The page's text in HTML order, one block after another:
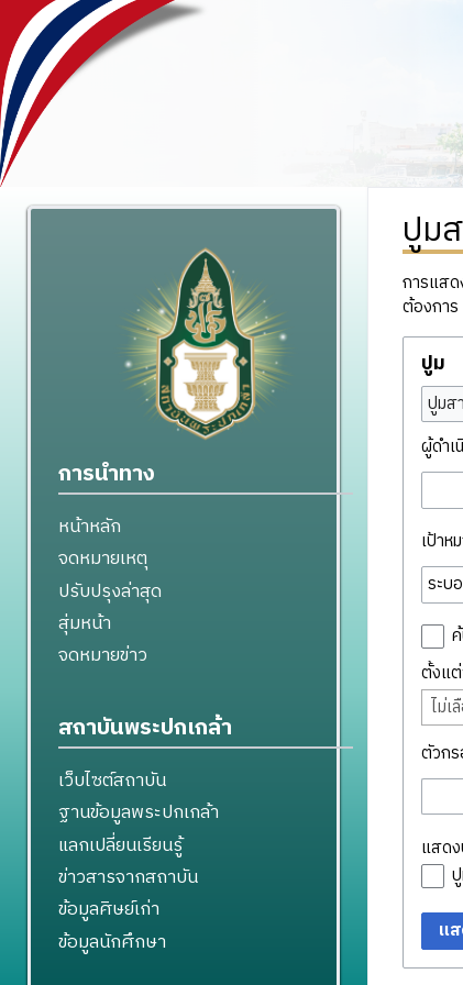
ปูม
การแสด
ต้องกา
ปูม
ปูมส
ผู้ดำเ
เป้าห
ตั้งแ
ไม่เ
ตัวก
แสด
แ
การนำทาง
หน้าหลัก
จดหมายเหตุ
ปรับปรุงล่าสุด
สุ่มหน้า
จดหมายข่าว
สถาบันพระปกเกล้า
เว็บไซต์สถาบัน
ฐานข้อมูลพระปกเกล้า
แลกเปลี่ยนเรียนรู้
ข่าวสารจากสถาบัน
ข้อมูลศิษย์เก่า
ข้อมูลนักศึกษา